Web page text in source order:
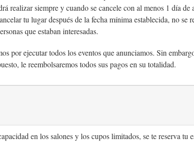
realizar siempre y cuando se cancele con al menos 1 día
tu lugar después de la fecha mínima establecida, no
que estaban interesadas.
por ejecutar todos los eventos que anunciamos. Sin
le reembolsaremos todos sus pagos en su totalidad.
en los salones y los cupos limitados, se te reserva